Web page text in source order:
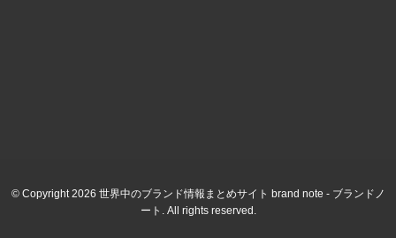
© Copyright 2026 世界中のブランド情報まとめサイト brand note - ブランドノ
ート. All rights reserved.